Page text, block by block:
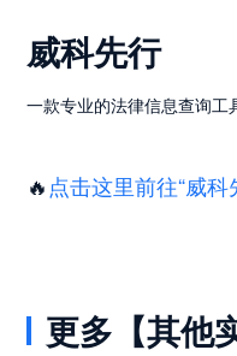
威科先行
一款专业的法律信息查询工
🔥点击这里前往“威科
更多【其他